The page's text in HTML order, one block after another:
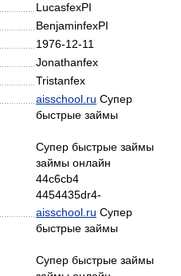
LucasfexPI
BenjaminfexPI
1976-12-11
Jonathanfex
Tristanfex
aisschool.ru Супер
быстрые займы
Супер быстрые займы
займы онлайн
44c6cb4
4454435dr4-
aisschool.ru Супер
быстрые займы
Супер быстрые займы